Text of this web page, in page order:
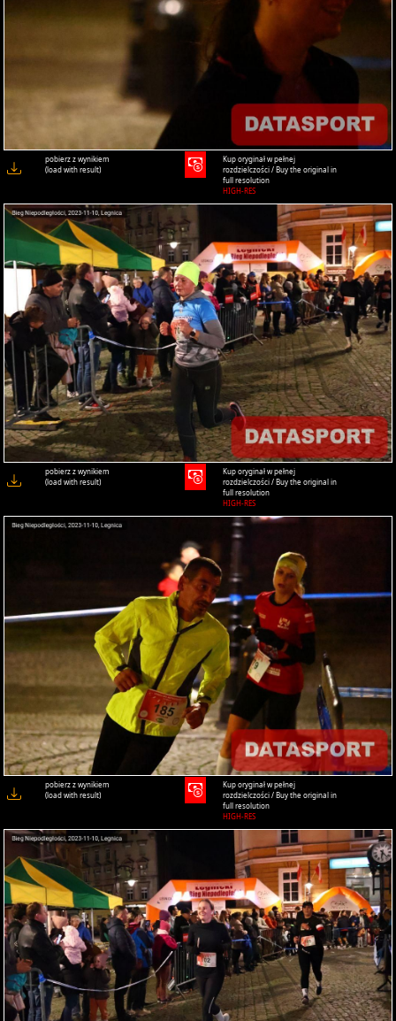
pobierz z wynikiem
(load with result)
Kup oryginał w pełnej
rozdzielczości / Buy the original in
full resolution
HIGH-RES
pobierz z wynikiem
(load with result)
Kup oryginał w pełnej
rozdzielczości / Buy the original in
full resolution
HIGH-RES
pobierz z wynikiem
(load with result)
Kup oryginał w pełnej
rozdzielczości / Buy the original in
full resolution
HIGH-RES